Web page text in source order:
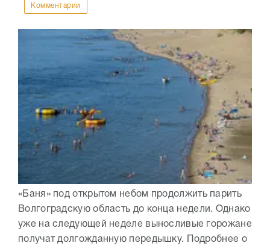
Комментарии
«Баня» под открытом небом продолжить парить
Волгоградскую область до конца недели. Однако
уже на следующей неделе выносливые горожане
получат долгожданную передышку. Подробнее о